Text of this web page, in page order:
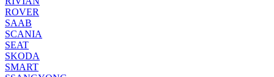
ROVER
SAAB
SCANIA
SEAT
SKODA
SMART